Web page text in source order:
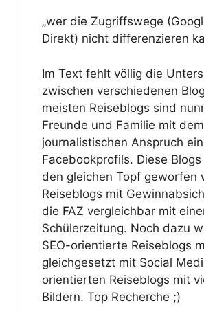
„wer die Zugriffswege
Direkt) nicht differenzieren
Im Text fehlt völlig die
zwischen verschiedenen
meisten Reiseblogs sind
Freunde und Familie mit dem
journalistischen Anspruch
Facebookprofils. Diese
den gleichen Topf geworfen
Reiseblogs mit
die FAZ vergleichbar mit
Schülerzeitung. Noch dazu
SEO-orientierte Reiseblogs
gleichgesetzt mit Social
orientierten Reiseblogs mit
Bildern. Top Recherche ;)